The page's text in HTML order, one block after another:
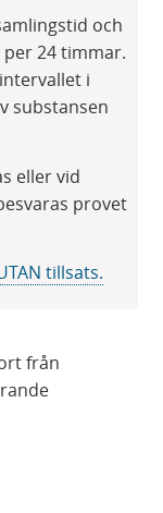
och
24 timmar.
i
substansen
eller vid
provet
tillsats.
från